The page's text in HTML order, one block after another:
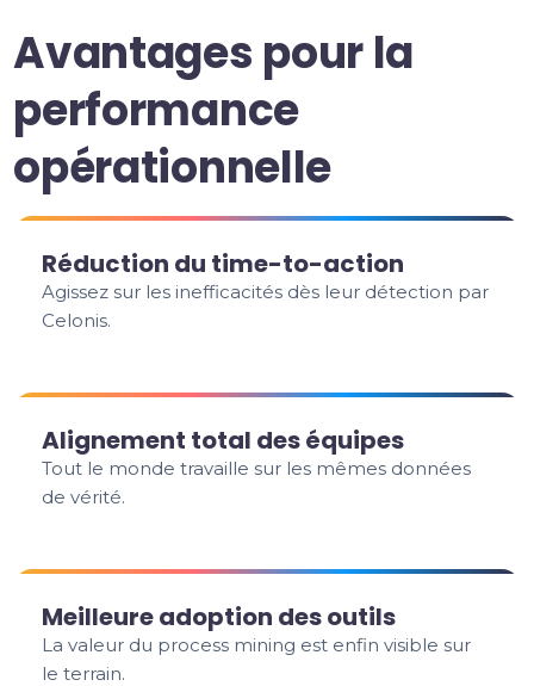
Avantages pour la
performance
opérationnelle
Réduction du time-to-action
Agissez sur les inefficacités dès leur détection par
Celonis.
Alignement total des équipes
Tout le monde travaille sur les mêmes données
de vérité.
Meilleure adoption des outils
La valeur du process mining est enfin visible sur
le terrain.